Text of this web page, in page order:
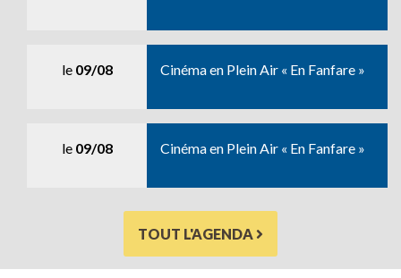
le 09/08 Cinéma en Plein Air « En Fanfare »
le 09/08 Cinéma en Plein Air « En Fanfare »
TOUT L'AGENDA